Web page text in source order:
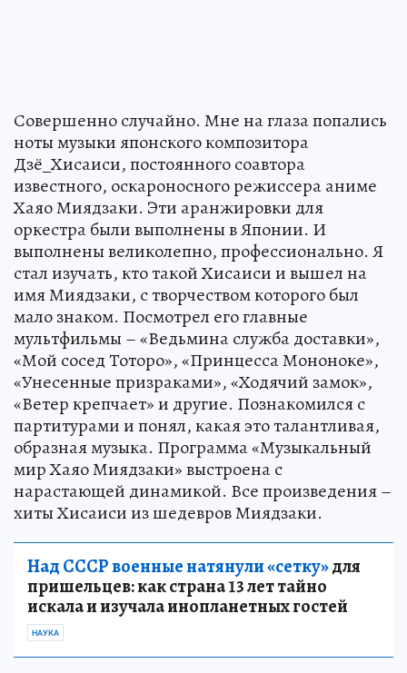
Совершенно случайно. Мне на глаза попались
ноты музыки японского композитора
Дзё_Хисаиси, постоянного соавтора
известного, оскароносного режиссера аниме
Хаяо Миядзаки. Эти аранжировки для
оркестра были выполнены в Японии. И
выполнены великолепно, профессионально. Я
стал изучать, кто такой Хисаиси и вышел на
имя Миядзаки, с творчеством которого был
мало знаком. Посмотрел его главные
мультфильмы – «Ведьмина служба доставки»,
«Мой сосед Тоторо», «Принцесса Мононоке»,
«Унесенные призраками», «Ходячий замок»,
«Ветер крепчает» и другие. Познакомился с
партитурами и понял, какая это талантливая,
образная музыка. Программа «Музыкальный
мир Хаяо Миядзаки» выстроена с
нарастающей динамикой. Все произведения –
хиты Хисаиси из шедевров Миядзаки.
Над СССР военные натянули «сетку»для
пришельцев: как страна 13 лет тайно
искала и изучала инопланетных гостей
НАУКА